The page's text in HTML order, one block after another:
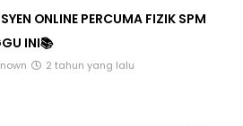
ONLINE PERCUMA FIZIK SPM
INI📚
2 tahun yang lalu